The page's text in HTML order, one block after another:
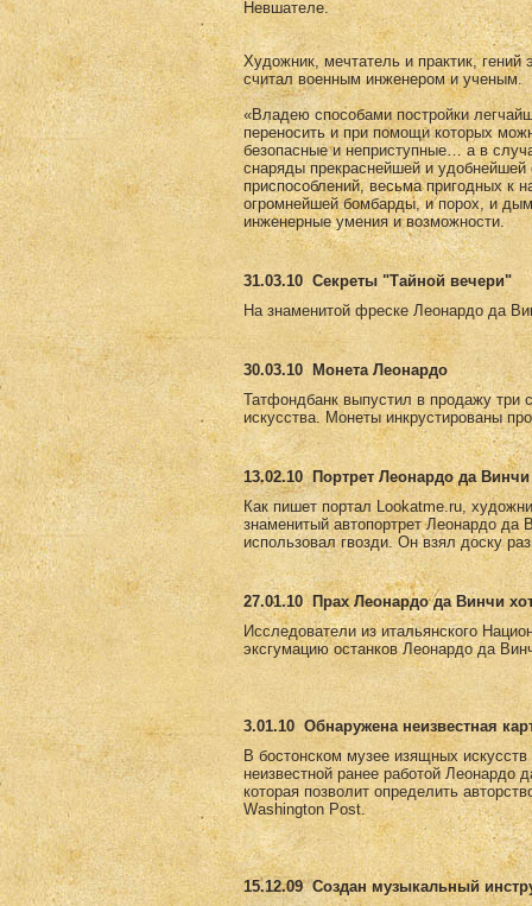
Невшателе.
Художник, мечтатель и практик,
считал военным инженером и ученым.
«Владею способами постройки
переносить и при помощи которых
безопасные и неприступные… а в
снаряды прекраснейшей и
приспособлений, весьма пригодных к
огромнейшей бомбарды, и порох, и
инженерные умения и возможности.
31.03.10 Секреты "Тайной вечери"
На знаменитой фреске Леонардо да
30.03.10
Монета Леонардо
Татфондбанк выпустил в продажу три
искусства. Монеты инкрустированы
13.02.10
Портрет Леонардо да Винчи
Как пишет портал Lookatme.ru,
знаменитый автопортрет Леонардо да
использовал гвозди. Он взял доску
27.01.10
Прах Леонардо да Винчи
Исследователи из итальянского
эксгумацию останков Леонардо да
3.01.10 Обнаружена неизвестная
В бостонском музее изящных
неизвестной ранее работой Леонардо
которая позволит определить
Washington Post.
15.12.09 Создан музыкальный